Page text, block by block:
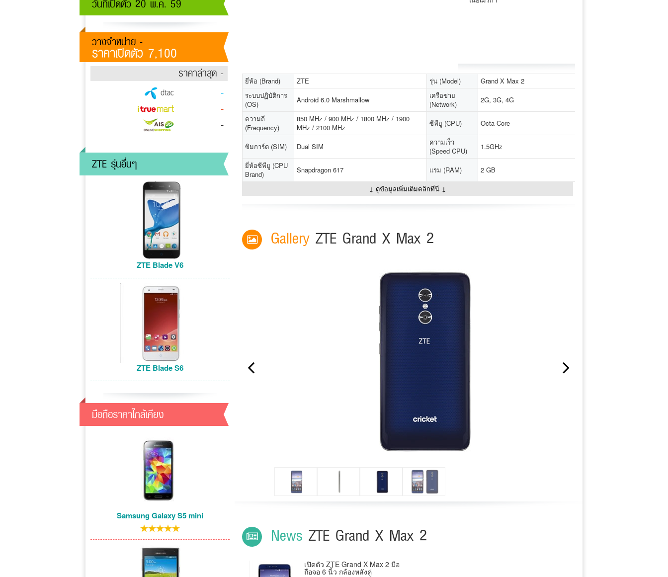
ยี่ห้อ (Brand) ZTE รุ่น (Model)
Grand X Max 2
ระบบปฏิบัติการ
(OS)
Android 6.0 Marshmallow
เครือข่าย
(Network)
2G, 3G, 4G
ความถี่
(Frequency)
850 MHz / 900 MHz / 1800 MHz / 1900
MHz / 2100 MHz
ซีพียู (CPU) Octa-Core
ซิมการ์ด (SIM) Dual SIM
ความเร็ว
(Speed CPU)
1.5GHz
ยี่ห้อซีพียู (CPU
Brand)
Snapdragon 617 แรม (RAM)
2 GB
↓ ดูข้อมูลเพิ่มเติมคลิกที่นี่ ↓
Gallery ZTE Grand X Max 2
News ZTE Grand X Max 2
เปิดตัว ZTE Grand X Max 2 มือ
ถือจอ 6 นิ้ว กล้องหลังคู่
วันที่เปิดตัว 20 พ.ค. 59
วางจำหน่าย -
ราคาเปิดตัว 7,100
ราคาล่าสุด -
-
-
-
ZTE รุ่นอื่นๆ
ZTE Blade V6
ZTE Blade S6
มือถือราคาใกล้เคียง
Samsung Galaxy S5 mini